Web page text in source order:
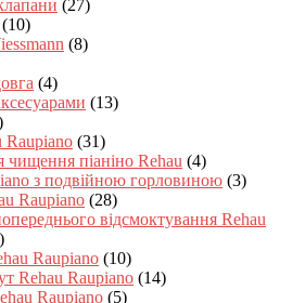
(27)
(10)
(8)
(4)
(13)
Raupiano (31)
чищення піаніно Rehau (4)
з подвійною горловиною (3)
Raupiano (28)
відсмоктування Rehau
Raupiano (10)
Rehau Raupiano (14)
Raupiano (5)